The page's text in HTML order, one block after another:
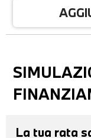
La tua rata